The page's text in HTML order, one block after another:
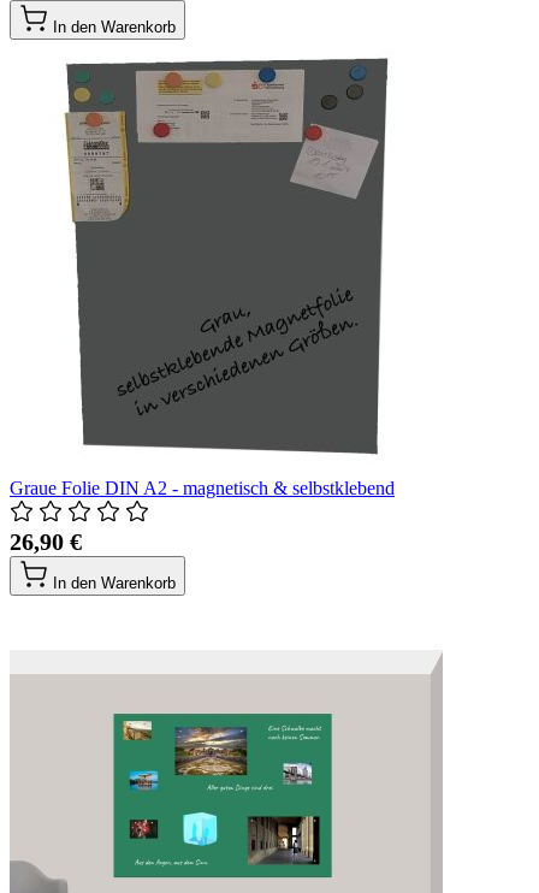
In den Warenkorb
Graue Folie DIN A2 - magnetisch & selbstklebend
26,90 €
In den Warenkorb